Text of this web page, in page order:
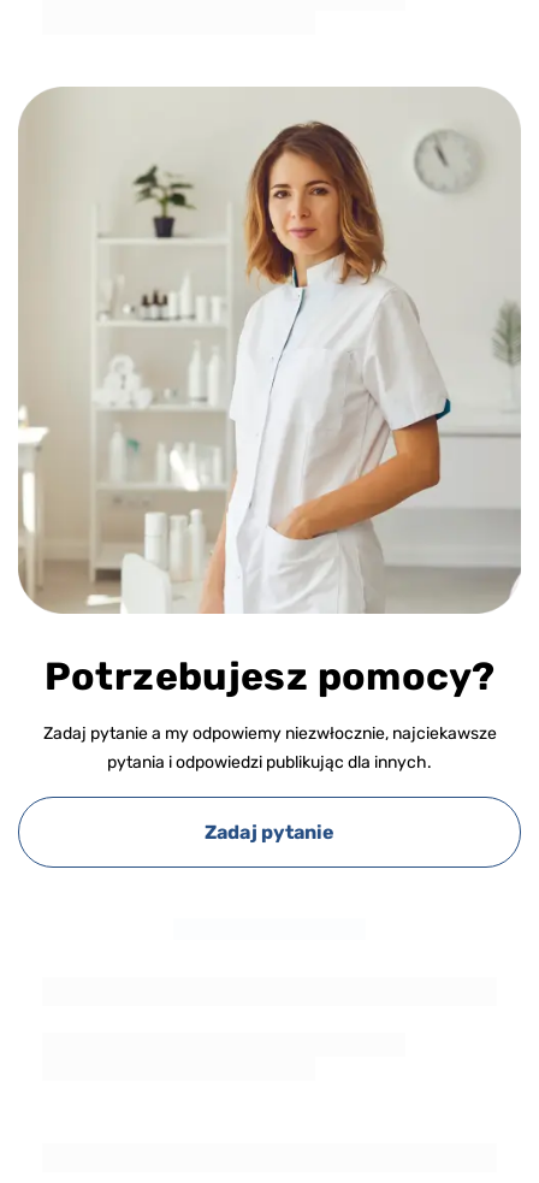
Potrzebujesz pomocy?
Zadaj pytanie a my odpowiemy niezwłocznie, najciekawsze
pytania i odpowiedzi publikując dla innych.
Zadaj pytanie